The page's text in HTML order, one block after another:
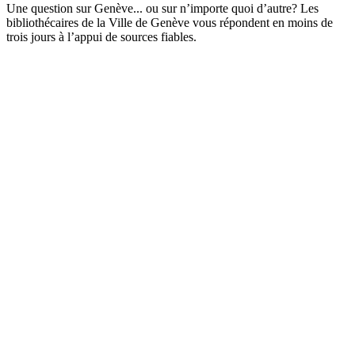
Une question sur Genève... ou sur n’importe quoi d’autre? Les
bibliothécaires de la Ville de Genève vous répondent en moins de
trois jours à l’appui de sources fiables.